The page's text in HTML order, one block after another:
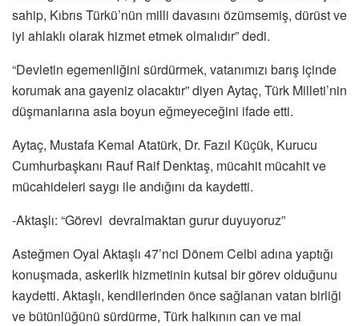
sahip, Kıbrıs Türkü’nün milli davasını özümsemiş, dürüst ve
iyi ahlaklı olarak hizmet etmek olmalıdır” dedi.
“Devletin egemenliğini sürdürmek, vatanımızı barış içinde
korumak ana gayeniz olacaktır” diyen Aytaç, Türk Milleti’nin
düşmanlarına asla boyun eğmeyeceğini ifade etti.
Aytaç, Mustafa Kemal Atatürk, Dr. Fazıl Küçük, Kurucu
Cumhurbaşkanı Rauf Raif Denktaş, mücahit mücahit ve
mücahideleri saygı ile andığını da kaydetti.
-Aktaşlı: “Görevi devralmaktan gurur duyuyoruz”
Asteğmen Oyal Aktaşlı 47’nci Dönem Celbi adına yaptığı
konuşmada, askerlik hizmetinin kutsal bir görev olduğunu
kaydetti. Aktaşlı, kendilerinden önce sağlanan vatan birliği
ve bütünlüğünü sürdürme, Türk halkının can ve mal